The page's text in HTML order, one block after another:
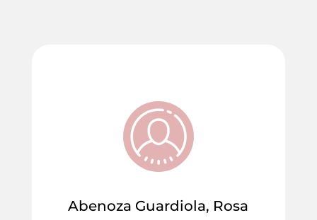
Abenoza Guardiola, Rosa